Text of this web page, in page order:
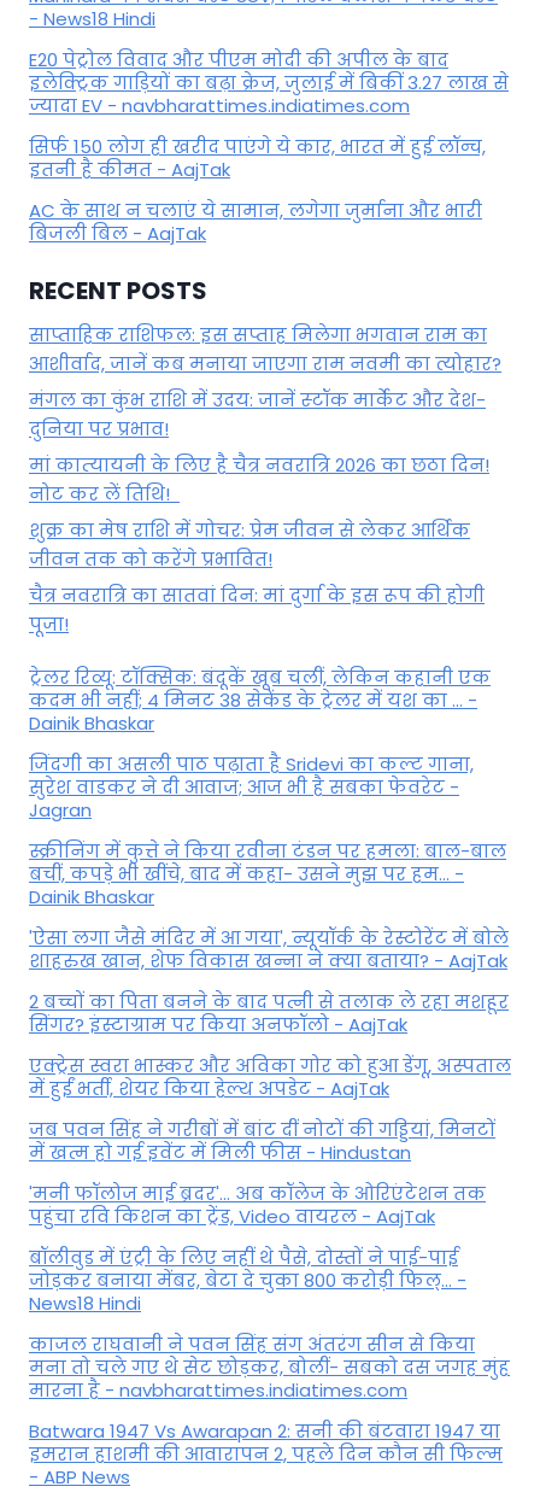
- News18 Hindi
E20 पेट्रोल विवाद और पीएम मोदी की अपील के बाद
इलेक्ट्रिक गाड़ियों का बढ़ा क्रेज, जुलाई में बिकीं 3.27 लाख से
ज्यादा EV - navbharattimes.indiatimes.com
सिर्फ 150 लोग ही खरीद पाएंगे ये कार, भारत में हुई लॉन्च,
इतनी है कीमत - AajTak
AC के साथ न चलाएं ये सामान, लगेगा जुर्माना और भारी
बिजली बिल - AajTak
RECENT POSTS
साप्ताहिक राशिफल: इस सप्ताह मिलेगा भगवान राम का
आशीर्वाद, जानें कब मनाया जाएगा राम नवमी का त्योहार?
मंगल का कुंभ राशि में उदय: जानें स्‍टॉक मार्केट और देश-
दुनिया पर प्रभाव!
मां कात्‍यायनी के लिए है चैत्र नवरात्रि 2026 का छठा दिन!
नोट कर लें तिथि!
शुक्र का मेष राशि में गोचर: प्रेम जीवन से लेकर आर्थिक
जीवन तक को करेंगे प्रभावित!
चैत्र नवरात्रि का सातवां दिन: मां दुर्गा के इस रूप की होगी
पूजा!
ट्रेलर रिव्यू: टॉक्सिक: बंदूकें खूब चलीं, लेकिन कहानी एक
कदम भी नहीं; 4 मिनट 38 सेकेंड के ट्रेलर में यश का ... -
Dainik Bhaskar
जिंदगी का असली पाठ पढ़ाता है Sridevi का कल्ट गाना,
सुरेश वाडकर ने दी आवाज; आज भी है सबका फेवरेट -
Jagran
स्क्रीनिंग में कुत्ते ने किया रवीना टंडन पर हमला: बाल-बाल
बचीं, कपड़े भी खींचे, बाद में कहा- उसने मुझ पर हम... -
Dainik Bhaskar
'ऐसा लगा जैसे मंदिर में आ गया', न्यूयॉर्क के रेस्टोरेंट में बोले
शाहरुख खान, शेफ विकास खन्ना ने क्या बताया? - AajTak
2 बच्चों का पिता बनने के बाद पत्नी से तलाक ले रहा मशहूर
सिंगर? इंस्टाग्राम पर किया अनफॉलो - AajTak
एक्ट्रेस स्वरा भास्कर और अविका गोर को हुआ डेंगू, अस्पताल
में हुईं भर्ती, शेयर किया हेल्थ अपडेट - AajTak
जब पवन सिंह ने गरीबों में बांट दीं नोटों की गड्डियां, मिनटों
में खत्म हो गई इवेंट में मिली फीस - Hindustan
'मनी फॉलोज माई ब्रदर'... अब कॉलेज के ओरिएंटेशन तक
पहुंचा रवि किशन का ट्रेंड, Video वायरल - AajTak
बॉलीवुड में एंट्री के लिए नहीं थे पैसे, दोस्तों ने पाई-पाई
जोड़कर बनाया मेंबर, बेटा दे चुका 800 करोड़ी फिल्... -
News18 Hindi
काजल राघवानी ने पवन सिंह संग अंतरंग सीन से किया
मना तो चले गए थे सेट छोड़कर, बोलीं- सबको दस जगह मुंह
मारना है - navbharattimes.indiatimes.com
Batwara 1947 Vs Awarapan 2: सनी की बंटवारा 1947 या
इमरान हाशमी की आवारापन 2, पहले दिन कौन सी फिल्म
- ABP News